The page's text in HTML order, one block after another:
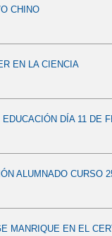
CHINO
EN LA CIENCIA
DÍA 11 DE
ALUMNADO CURSO
MANRIQUE EN EL